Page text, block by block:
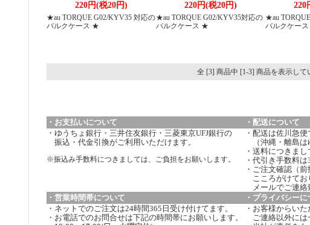
220円(税20円)
★au TORQUE G02/KYV35 対応の
バルクケース ★
220円(税20円)
★au TORQUE G02/KYV35対応の
バルクケース ★
220
★au
バルクケー
全 [3] 商品中 [1-3] 商品を表示して
・お支払いについて
・配送について
・ゆうちょ銀行・三井住友銀行・三菱東京UFJ銀行の
振込・代金引換がご利用いただけます。
※振込み手数料につきましては、ご負担をお願いします。
・配送は佐川急便
（沖縄・離島は
・送料につきまし
・代引き手数料は
・ご注文確認（
こころがけてお
メールでご連絡
・営業時間帯について
・プライバシーに
・ネットでのご注文は24時間365日受け付けてます。
・お電話でのお問合せは下記の時間帯にお願いします。
・お客様からい
ご連絡以外には